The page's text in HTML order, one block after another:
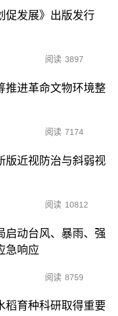
促发展》出版发行
阅读 3897
推进革命文物环境整
阅读 7174
版近视防治与斜弱视
阅读 10812
启动台风、暴雨、强
急响应
阅读 8759
稻育种科研取得重要